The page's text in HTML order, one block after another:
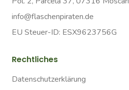
info@flaschenpiraten.de
EU Steuer-ID: ESX9623756G
Rechtliches
Datenschutzerklärung